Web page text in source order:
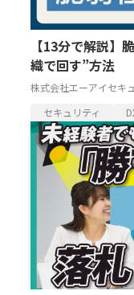
【13分で解説】
織で回す”方法
株式会社エーアイセキ
セキュリティ